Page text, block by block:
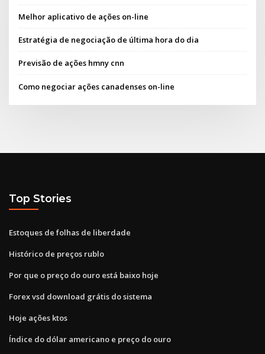
Melhor aplicativo de ações on-line
Estratégia de negociação de última hora do dia
Previsão de ações hmny cnn
Como negociar ações canadenses on-line
Top Stories
Estoques de folhas de liberdade
Histórico de preços rublo
Por que o preço do ouro está baixo hoje
Forex vsd download grátis do sistema
Hoje ações ktos
Índice do dólar americano e preço do ouro